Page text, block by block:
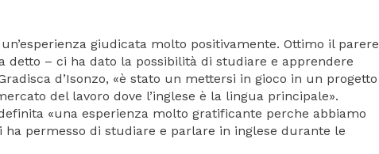
giudicata molto positivamente. Ottimo il parere
detto – ci ha dato la possibilità di studiare e apprendere
d’Isonzo, «è stato un mettersi in gioco in un progetto
del lavoro dove l’inglese è la lingua principale».
«una esperienza molto gratificante perche abbiamo
permesso di studiare e parlare in inglese durante le